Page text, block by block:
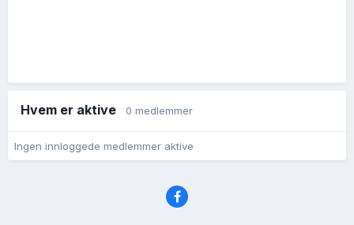
Hvem er aktive 0 medlemmer
Ingen innloggede medlemmer aktive